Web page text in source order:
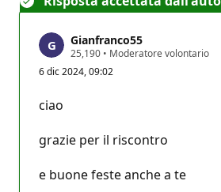
Gianfranco55
25,190 P
n
r
e
u
t
• Moderatore volontario
6 dic 2024, 09:02
ciao
grazie per il riscontro
e buone feste anche a te